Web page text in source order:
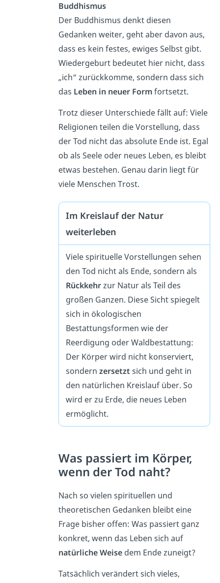
Buddhismus
Der Buddhismus denkt diesen
Gedanken weiter, geht aber davon aus,
dass es kein festes, ewiges Selbst gibt.
Wiedergeburt bedeutet hier nicht, dass
„ich“ zurückkomme, sondern dass sich
das Leben in neuer Formfortsetzt.
Trotz dieser Unterschiede fällt auf: Viele
Religionen teilen die Vorstellung, dass
der Tod nicht das absolute Ende ist. Egal
ob als Seele oder neues Leben, es bleibt
etwas bestehen. Genau darin liegt für
viele Menschen Trost.
Im Kreislauf der Natur
weiterleben
Viele spirituelle Vorstellungen sehen
den Tod nicht als Ende, sondern als
Rückkehrzur Natur als Teil des
großen Ganzen. Diese Sicht spiegelt
sich in ökologischen
Bestattungsformen wie der
Reerdigung oder Waldbestattung:
Der Körper wird nicht konserviert,
sondern zersetzt sich und geht in
den natürlichen Kreislauf über. So
wird er zu Erde, die neues Leben
ermöglicht.
Was passiert im Körper,
wenn der Tod naht?
Nach so vielen spirituellen und
theoretischen Gedanken bleibt eine
Frage bisher offen: Was passiert ganz
konkret, wenn das Leben sich auf
natürliche Weisedem Ende zuneigt?
Tatsächlich verändert sich vieles,